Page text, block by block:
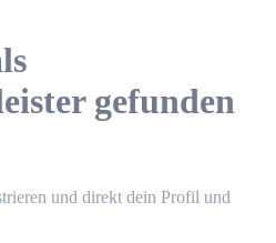
gefunden
und direkt dein Profil und